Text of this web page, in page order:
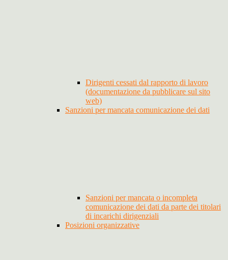
Dirigenti cessati dal rapporto di lavoro
(documentazione da pubblicare sul sito
web)
Sanzioni per mancata comunicazione dei dati
Sanzioni per mancata o incompleta
comunicazione dei dati da parte dei titolari
di incarichi dirigenziali
Posizioni organizzative